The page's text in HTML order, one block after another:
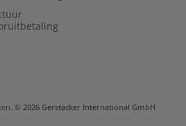
. © 2026 Gerstäcker International GmbH